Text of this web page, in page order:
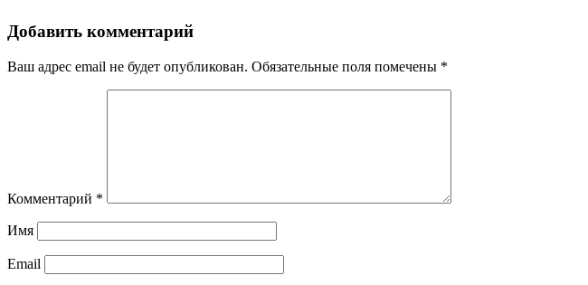
Добавить комментарий
Ваш адрес email не будет опубликован. Обязательные поля помечены *
Комментарий *
Имя
Email